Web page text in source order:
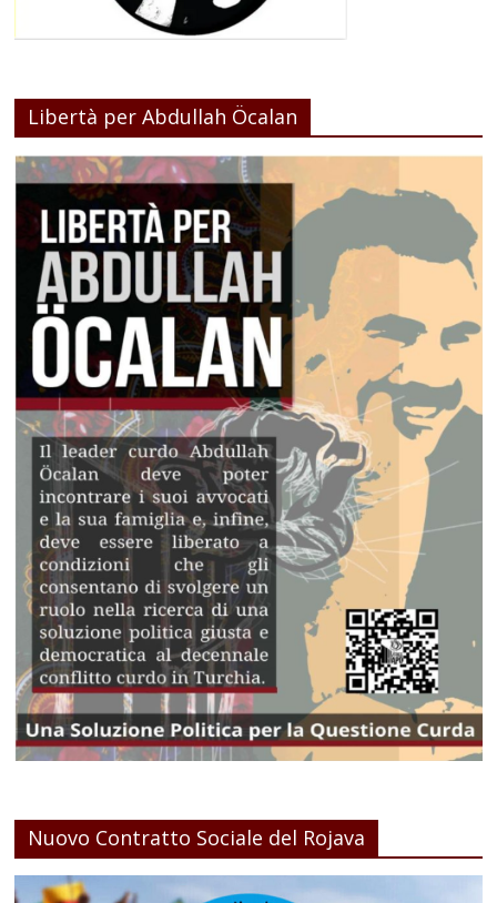
Libertà per Abdullah Öcalan
Nuovo Contratto Sociale del Rojava